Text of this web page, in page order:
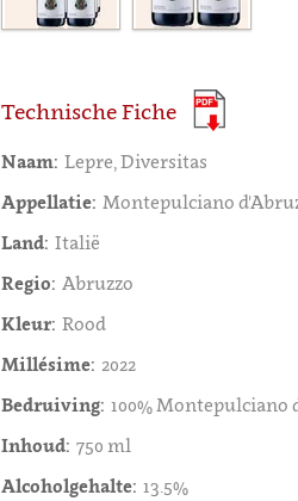
Technische Fiche
Naam: Lepre, Diversitas
Appellatie: Montepulciano
Land: Italië
Regio: Abruzzo
Kleur: Rood
Millésime: 2022
Bedruiving: 100% Montepulciano
Inhoud: 750 ml
Alcoholgehalte: 13.5%